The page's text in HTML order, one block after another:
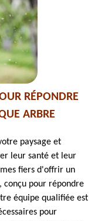
RÉPONDRE
ARBRE
paysage et
leur santé et leur
fiers d'offrir un
conçu pour répondre
équipe qualifiée est
pour